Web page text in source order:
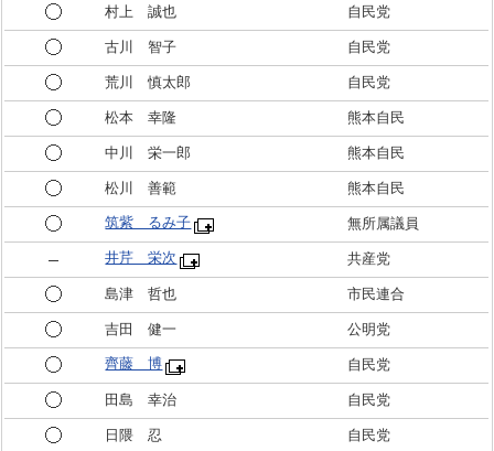
村上 誠也 自民党
古川 智子 自民党
荒川 慎太郎 自民党
松本 幸隆 熊本自民
中川 栄一郎 熊本自民
松川 善範 熊本自民
筑紫 るみ子 無所属議員
井芹 栄次 共産党
島津 哲也 市民連合
吉田 健一 公明党
齊藤 博 自民党
田島 幸治 自民党
日隈 忍 自民党